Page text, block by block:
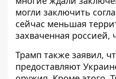
могли заключить
сейчас меньшая
захваченная россией,
Трамп также заявил,
предоставляют